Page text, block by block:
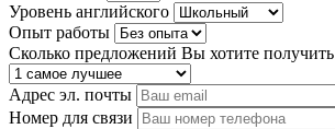
Уровень английского
Опыт работы
Сколько предложений Вы хотите получить
Адрес эл. почты
Номер для связи